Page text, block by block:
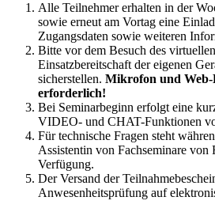
Alle Teilnehmer erhalten in der
sowie erneut am Vortag eine
Zugangsdaten sowie weiteren
Bitte vor dem Besuch des
Einsatzbereitschaft der eigenen
sicherstellen. Mikrofon und Web-
erforderlich!
Bei Seminarbeginn erfolgt eine
VIDEO- und CHAT-Funktionen
Für technische Fragen steht
Assistentin von Fachseminare von
Verfügung.
Der Versand der
Anwesenheitsprüfung auf